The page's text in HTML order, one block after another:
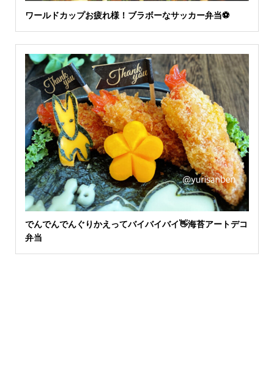
ワールドカップお疲れ様！ブラボーなサッカー弁当⚽️
でんでんでんぐりかえってバイバイバイ👋海苔アートデコ
弁当